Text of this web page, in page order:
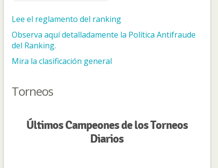
Lee el reglamento del ranking
Observa aquí detalladamente la Política Antifraude
del Ranking.
Mira la clasificación general
Torneos
Últimos Campeones de los Torneos
Diarios